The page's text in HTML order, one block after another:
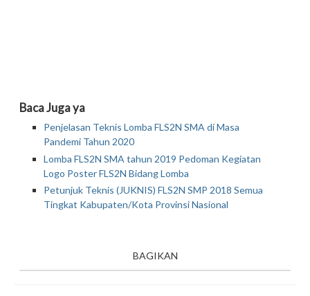
Baca Juga ya
Penjelasan Teknis Lomba FLS2N SMA di Masa
Pandemi Tahun 2020
Lomba FLS2N SMA tahun 2019 Pedoman Kegiatan
Logo Poster FLS2N Bidang Lomba
Petunjuk Teknis (JUKNIS) FLS2N SMP 2018 Semua
Tingkat Kabupaten/Kota Provinsi Nasional
BAGIKAN